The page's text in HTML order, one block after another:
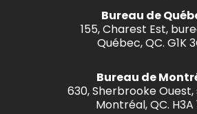
Bureau de
155, Charest Est,
Québec, QC. G1K
Bureau de
630, Sherbrooke Ouest,
Montréal, QC. H3A